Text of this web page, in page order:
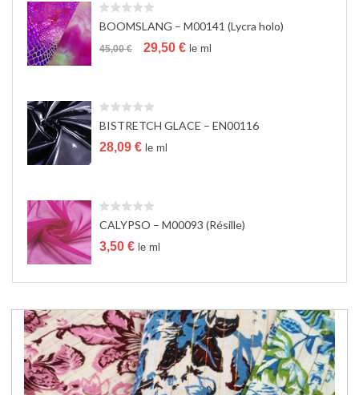
BOOMSLANG – M00141 (Lycra holo)
45,00€
Le
45,00 €.
29,50 €Lele ml
BISTRETCH GLACE – EN00116
28,09 € le ml
CALYPSO – M00093 (Résille)
3,50 € le ml